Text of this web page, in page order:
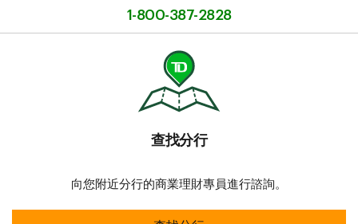
1-800-387-2828
查找分行​​​​​​​
向您附近分行的商業理財專員進行諮詢。